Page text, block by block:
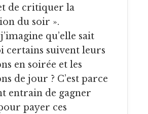
de critiquer la
du soir ».
qu’elle sait
certains suivent leurs
en soirée et les
de jour ? C’est parce
entrain de gagner
payer ces